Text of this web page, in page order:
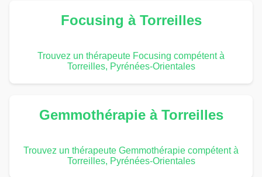
Focusing à Torreilles
Trouvez un thérapeute Focusing compétent à
Torreilles, Pyrénées-Orientales
Gemmothérapie à Torreilles
Trouvez un thérapeute Gemmothérapie compétent à
Torreilles, Pyrénées-Orientales